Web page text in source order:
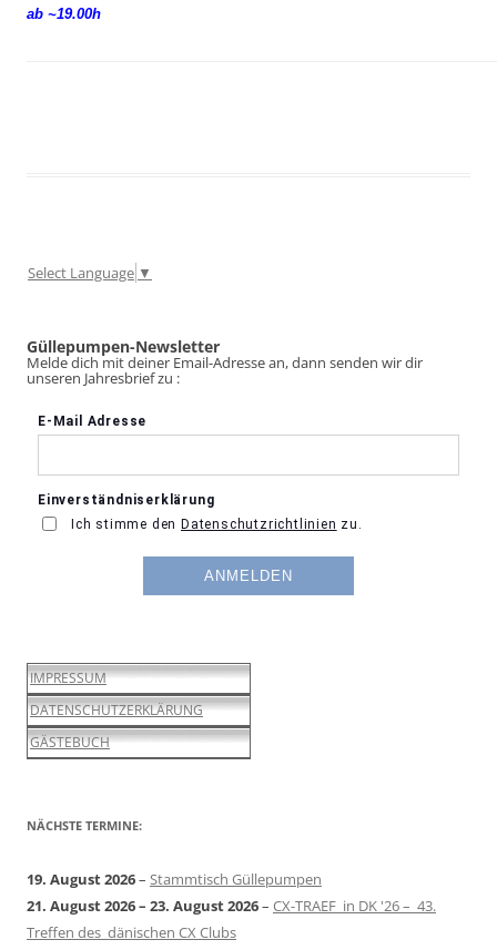
ab ~19.00h
Select Language ▼
Güllepumpen-Newsletter
Melde dich mit deiner Email-Adresse an, dann senden wir dir
unseren Jahresbrief zu :
IMPRESSUM
DATENSCHUTZERKLÄRUNG
GÄSTEBUCH
NÄCHSTE TERMINE:
19. August 2026– Stammtisch Güllepumpen
21. August 2026– 23. August 2026– CX-TRAEF in DK '26 – 43.
Treffen des dänischen CX Clubs